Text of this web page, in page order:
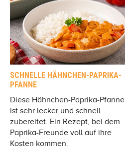
SCHNELLE HÄHNCHEN-PAPRIKA-
PFANNE
Diese Hähnchen-Paprika-Pfanne
ist sehr lecker und schnell
zubereitet. Ein Rezept, bei dem
Paprika-Freunde voll auf ihre
Kosten kommen.